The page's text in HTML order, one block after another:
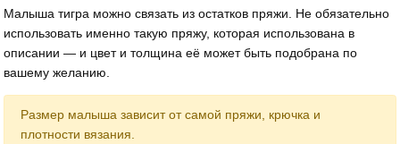
Малыша тигра можно связать из остатков пряжи. Не обязательно
использовать именно такую пряжу, которая использована в
описании — и цвет и толщина её может быть подобрана по
вашему желанию.
Размер малыша зависит от самой пряжи, крючка и
плотности вязания.